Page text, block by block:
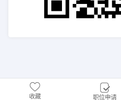
收藏 职位申请